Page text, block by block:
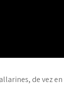
de vez en